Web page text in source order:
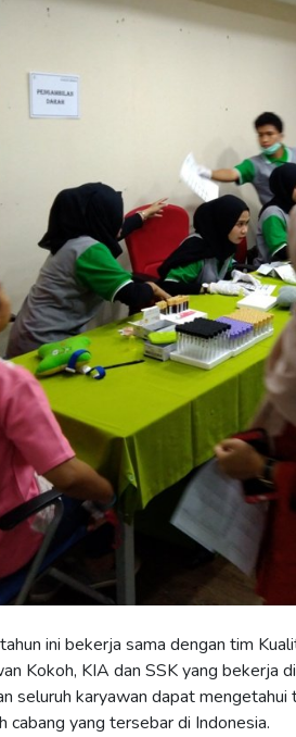
ini bekerja sama dengan tim
Kokoh, KIA dan SSK yang bekerja
seluruh karyawan dapat
cabang yang tersebar di Indonesia.